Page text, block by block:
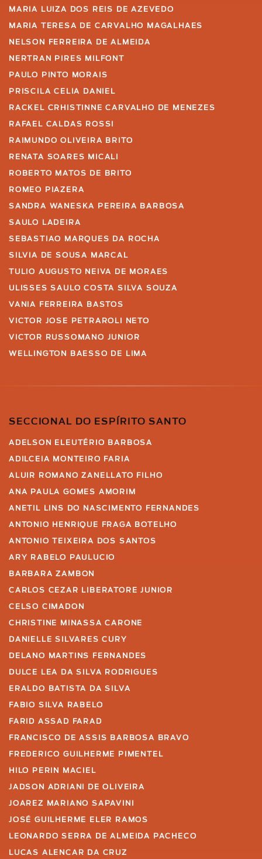
MARIA LUIZA DOS REIS DE AZEVEDO
MARIA TERESA DE CARVALHO MAGALHAES
NELSON FERREIRA DE ALMEIDA
NERTRAN PIRES MILFONT
PAULO PINTO MORAIS
PRISCILA CELIA DANIEL
RACKEL CRHISTINNE CARVALHO DE MENEZES
RAFAEL CALDAS ROSSI
RAIMUNDO OLIVEIRA BRITO
RENATA SOARES MICALI
ROBERTO MATOS DE BRITO
ROMEO PIAZERA
SANDRA WANESKA PEREIRA BARBOSA
SAULO LADEIRA
SEBASTIAO MARQUES DA ROCHA
SILVIA DE SOUSA MARCAL
TULIO AUGUSTO NEIVA DE MORAES
ULISSES SAULO COSTA SILVA SOUZA
VANIA FERREIRA BASTOS
VICTOR JOSE PETRAROLI NETO
VICTOR RUSSOMANO JUNIOR
WELLINGTON BAESSO DE LIMA
SECCIONAL DO ESPÍRITO SANTO
ADELSON ELEUTÉRIO BARBOSA
ADILCEIA MONTEIRO FARIA
ALUIR ROMANO ZANELLATO FILHO
ANA PAULA GOMES AMORIM
ANETIL LINS DO NASCIMENTO FERNANDES
ANTONIO HENRIQUE FRAGA BOTELHO
ANTONIO TEIXEIRA DOS SANTOS
ARY RABELO PAULUCIO
BARBARA ZAMBON
CARLOS CEZAR LIBERATORE JUNIOR
CELSO CIMADON
CHRISTINE MINASSA CARONE
DANIELLE SILVARES CURY
DELANO MARTINS FERNANDES
DULCE LEA DA SILVA RODRIGUES
ERALDO BATISTA DA SILVA
FABIO SILVA RABELO
FARID ASSAD FARAD
FRANCISCO DE ASSIS BARBOSA BRAVO
FREDERICO GUILHERME PIMENTEL
HILO PERIN MACIEL
JADSON ADRIANI DE OLIVEIRA
JOAREZ MARIANO SAPAVINI
JOSÉ GUILHERME ELER RAMOS
LEONARDO SERRA DE ALMEIDA PACHECO
LUCAS ALENCAR DA CRUZ